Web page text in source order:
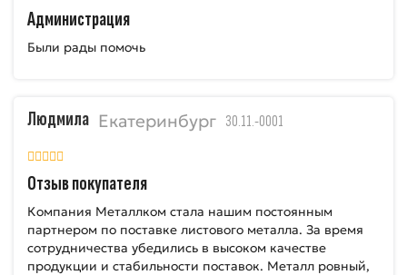
Администрация
Были рады помочь
Людмила Екатеринбург 30.11.-0001
Отзыв покупателя
Компания Металлком стала нашим постоянным
партнером по поставке листового металла. За время
сотрудничества убедились в высоком качестве
продукции и стабильности поставок. Металл ровный,